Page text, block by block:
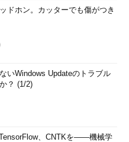
ドホン。カッターでも傷がつき
いWindows Updateのトラブル
？ (1/2)
、CNTKを――機械学